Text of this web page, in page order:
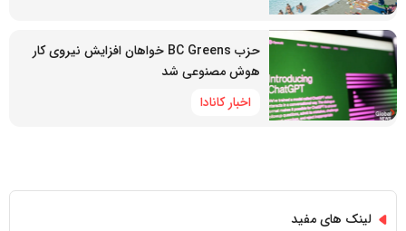
حزب BC Greens خواهان افزایش نیروی کار
هوش مصنوعی شد
اخبار کانادا
لینک های مفید